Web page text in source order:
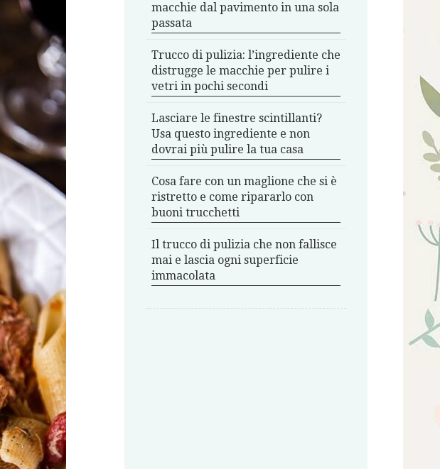
macchie dal pavimento in una sola
passata
Trucco di pulizia: l’ingrediente che
distrugge le macchie per pulire i
vetri in pochi secondi
Lasciare le finestre scintillanti?
Usa questo ingrediente e non
dovrai più pulire la tua casa
Cosa fare con un maglione che si è
ristretto e come ripararlo con
buoni trucchetti
Il trucco di pulizia che non fallisce
mai e lascia ogni superficie
immacolata